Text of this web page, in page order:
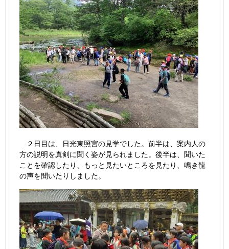
２日目は、日光東照宮の見学でした。前半は、案内人の
方の説明を真剣に聞く姿が見られました。後半は、聞いた
ことを確認したり、もっと見たいところを見たり、鳴き龍
の声を聞いたりしました。